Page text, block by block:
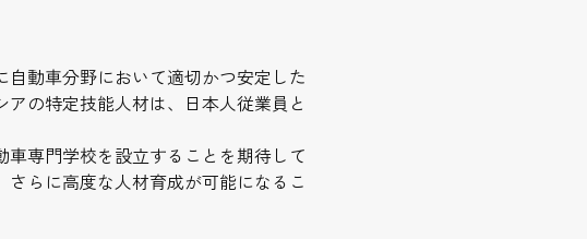
動車分野において適切かつ安定した
の特定技能人材は、日本人従業員と
専門学校を設立することを期待して
らに高度な人材育成が可能になるこ